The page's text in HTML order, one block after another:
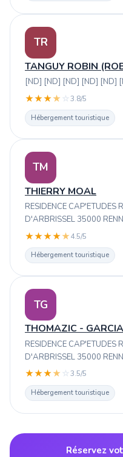
TR
TANGUY ROBIN
[ND] [ND] [ND] [ND] [ND]
★★★★ ☆3.8/5
Hébergement touristique
TM
THIERRY MOAL
RESIDENCE CAP'ETUDES
D'ARBRISSEL 35000
★★★★★4.5/5
Hébergement touristique
TG
THOMAZIC -
RESIDENCE CAP'ETUDES
D'ARBRISSEL 35000
★★★★ ☆3.5/5
Hébergement touristique
Réservez